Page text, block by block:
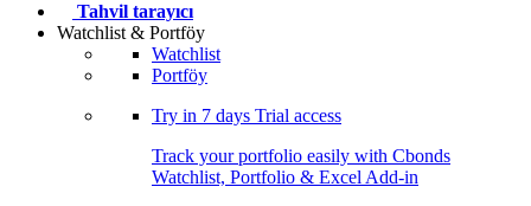
Tahvil tarayıcı
Watchlist & Portföy
Watchlist
Portföy
Try in 7 days Trial access
Track your portfolio easily with Cbonds
Watchlist, Portfolio & Excel Add-in